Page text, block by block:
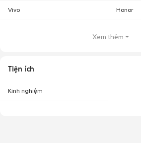
Vivo Honor
Xem thêm
Tiện ích
Kinh nghiệm